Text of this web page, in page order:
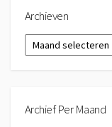
Archieven
Archieven
Archief Per Maand